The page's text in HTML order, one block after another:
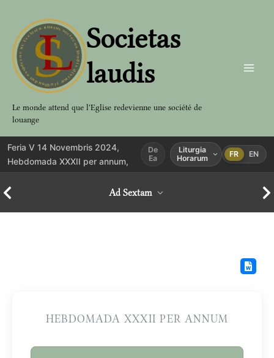
contenu
Societas
laudis
Le monde attend que l'Eglise redevienne une société de
louange
Feria V 14 Novembris 2024,
Hebdomada XXXII per annum,
De
Ea
Liturgia
Horarum
FR EN
Ad Sextam
HEBDOMADA XXXII PER ANNUM